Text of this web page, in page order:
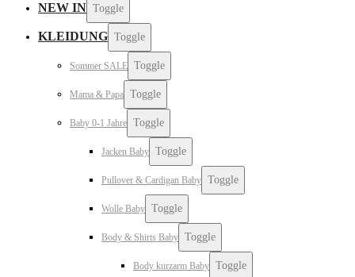
NEW IN Toggle
KLEIDUNG Toggle
Sommer SALE Toggle
Mama & Papa Toggle
Baby 0-1 Jahre Toggle
Jacken Baby Toggle
Pullover & Cardigan Baby Toggle
Wolle Baby Toggle
Body & Shirts Baby Toggle
Body kurzarm Baby Toggle